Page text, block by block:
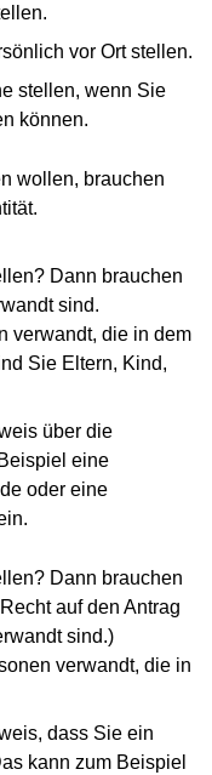
vor Ort stellen.
stellen, wenn Sie
können.
wollen, brauchen
Dann brauchen
sind.
verwandt, die in dem
Sie Eltern, Kind,
über die
eine
oder eine
Dann brauchen
auf den Antrag
sind.)
verwandt, die in
dass Sie ein
kann zum Beispiel